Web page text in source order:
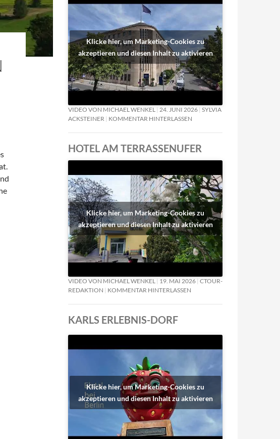
Klicke hier, um Marketing-Cookies zu
akzeptieren und diesen Inhalt zu aktivieren
VIDEO VON MICHAEL WENKEL 24. JUNI 2026 SYLVIA
ACKSTEINER
KOMMENTAR HINTERLASSEN
HOTEL AM TERRASSENUFER
Klicke hier, um Marketing-Cookies zu
akzeptieren und diesen Inhalt zu aktivieren
VIDEO VON MICHAEL WENKEL 19. MAI 2026 CTOUR-
REDAKTION
KOMMENTAR HINTERLASSEN
KARLS ERLEBNIS-DORF
Klicke hier, um Marketing-Cookies zu
akzeptieren und diesen Inhalt zu aktivieren